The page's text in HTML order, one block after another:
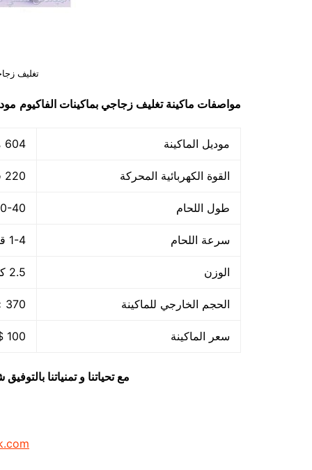
تغليف
مواصفات ماكينة تغليف زجاجي بماكينات الفاكيوم
موديل الماكينة 604 ماركة المهندس منسي
القوة الكهربائية المحركة 220 فولت – 50هرتز
طول اللحام 30-40
سرعة اللحام 1-4 قطعة/الدقيقة
الوزن 2.5 كجم
الحجم الخارجي للماكينة 370 × 140 × 73 مم
سعر الماكينة 100 $ او ما يعادله بالجنيه المصرى
مع تحياتنا و تمنياتنا